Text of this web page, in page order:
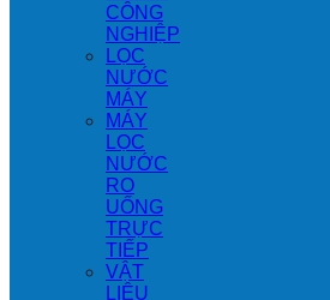
CÔNG
NGHIỆP
LỌC
NƯỚC
MÁY
MÁY
LỌC
NƯỚC
RO
UỐNG
TRỰC
TIẾP
VẬT
LIỆU